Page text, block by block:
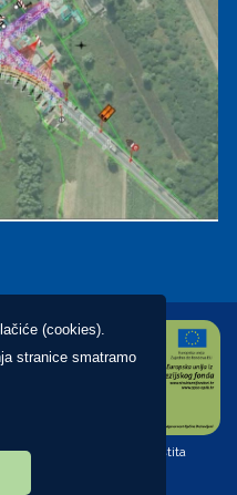
(cookies).
stranice smatramo
All Rights Reserved |
Zaštita
pristupačnost